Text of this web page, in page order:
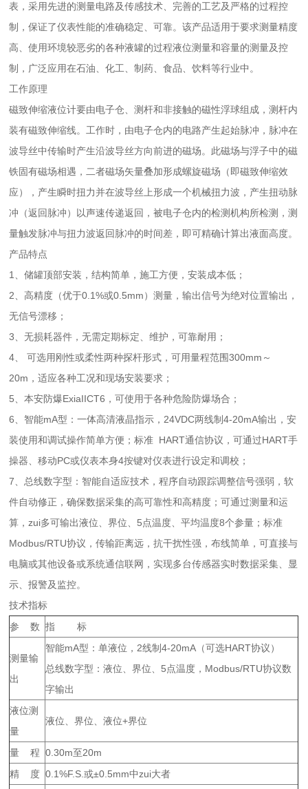
表，采用先进的测量电路及传感技术、完善的工艺及严格的过程控
制，保证了仪表性能的准确稳定、可靠。该产品适用于要求测量精度
高、使用环境较恶劣的各种液罐的过程液位测量和容量的测量及控
制，广泛应用在石油、化工、制药、食品、饮料等行业中。
工作原理
磁致伸缩液位计要由电子仓、测杆和非接触的磁性浮球组成，测杆内
装有磁致伸缩线。工作时，由电子仓内的电路产生起始脉冲，脉冲在
波导丝中传输时产生沿波导丝方向前进的磁场。此磁场与浮子中的磁
铁固有磁场相遇，二者磁场矢量叠加形成螺旋磁场（即磁致伸缩效
应），产生瞬时扭力并在波导丝上形成一个机械扭力波，产生扭动脉
冲（返回脉冲）以声速传递返回，被电子仓内的检测机构所检测，测
量触发脉冲与扭力波返回脉冲的时间差，即可精确计算出液面高度。
产品特点
1、储罐顶部安装，结构简单，施工方便，安装成本低；
2、高精度（优于0.1%或0.5mm）测量，输出信号为绝对位置输出，
无信号漂移；
3、无损耗器件，无需定期标定、维护，可靠耐用；
4、 可选用刚性或柔性两种探杆形式，可用量程范围300mm～
20m，适应各种工况和现场安装要求；
5、本安防爆ExiaIICT6，可使用于各种危险防爆场合；
6、智能mA型：一体高清液晶指示，24VDC两线制4-20mA输出，安
装使用和调试操作简单方便；标准 HART通信协议，可通过HART手
操器、移动PC或仪表本身4按键对仪表进行设定和调校；
7、总线数字型：智能自适应技术，程序自动跟踪调整信号强弱，软
件自动修正，确保数据采集的高可靠性和高精度；可通过测量和运
算，zui多可输出液位、界位、5点温度、平均温度8个参量；标准
Modbus/RTU协议，传输距离远，抗干扰性强，布线简单，可直接与
电脑或其他设备或系统通信联网，实现多台传感器实时数据采集、显
示、报警及监控。
技术指标
参 数 指 标
测量输
出
智能mA型：单液位，2线制4-20mA（可选HART协议）
总线数字型：液位、界位、5点温度，Modbus/RTU协议数
字输出
液位测
量
液位、界位、液位+界位
量 程 0.30m至20m
精 度 0.1%F.S.或±0.5mm中zui大者